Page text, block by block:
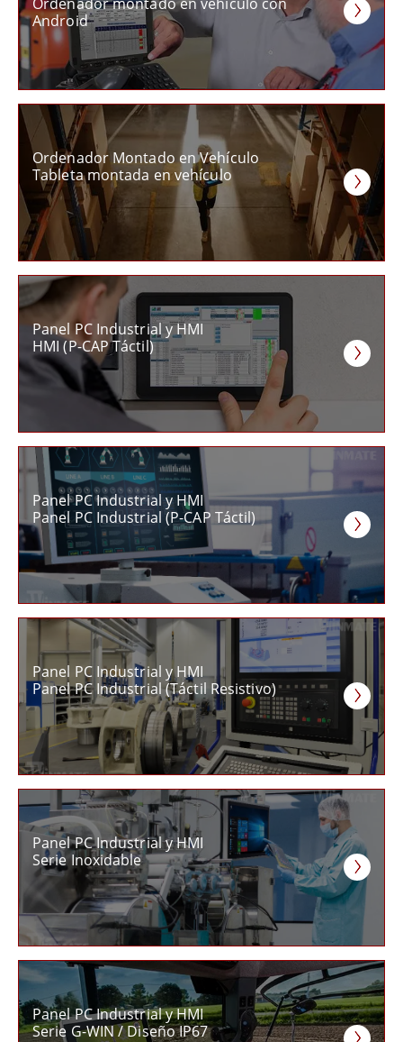
Android
Ordenador Montado en Vehículo
Tableta montada en vehículo
Panel PC Industrial y HMI
HMI (P-CAP Táctil)
Panel PC Industrial y HMI
Panel PC Industrial (P-CAP Táctil)
Panel PC Industrial y HMI
Panel PC Industrial (Táctil Resistivo)
Panel PC Industrial y HMI
Serie Inoxidable
Panel PC Industrial y HMI
Serie G-WIN / Diseño IP67